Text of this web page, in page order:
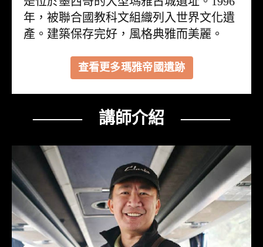
年，被聯合國教科文組織列入世界文化遺
產。建築保存完好，風格典雅而美麗。
查看更多瑪雅帝國遺跡
——— 講師介紹 ———